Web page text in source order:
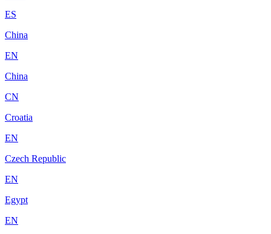
ES
China
EN
China
CN
Croatia
EN
Czech Republic
EN
Egypt
EN